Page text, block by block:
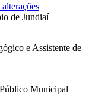
de Jundiaí
e Assistente de
Municipal